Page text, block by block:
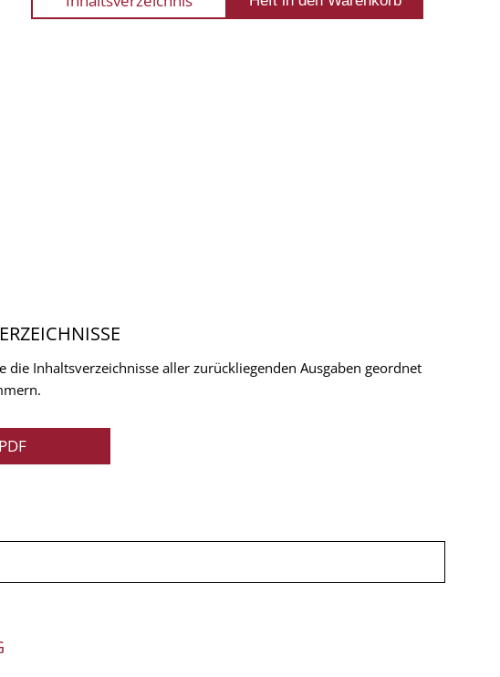
die Inhaltsverzeichnisse aller zurückliegenden Ausgaben geordnet
PDF